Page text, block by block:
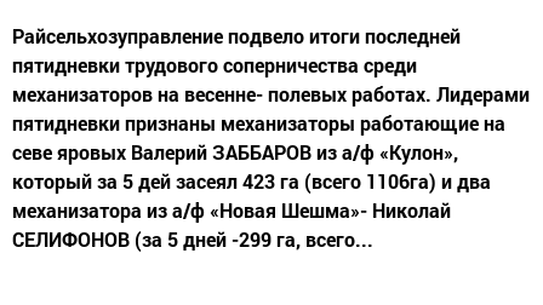
Райсельхозуправление подвело итоги последней
пятидневки трудового соперничества среди
механизаторов на весенне- полевых работах. Лидерами
пятидневки признаны механизаторы работающие на
севе яровых Валерий ЗАББАРОВ из а/ф «Кулон»,
который за 5 дей засеял 423 га (всего 1106га) и два
механизатора из а/ф «Новая Шешма»- Николай
СЕЛИФОНОВ (за 5 дней -299 га, всего...